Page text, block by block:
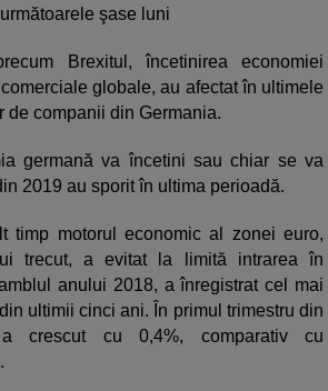
şase luni
Brexitul, încetinirea economiei
globale, au afectat în ultimele
de companii din Germania.
germană va încetini sau chiar se va
2019 au sporit în ultima perioadă.
timp motorul economic al zonei euro,
trecut, a evitat la limită intrarea în
anului 2018, a înregistrat cel mai
ultimii cinci ani. În primul trimestru din
crescut cu 0,4%, comparativ cu